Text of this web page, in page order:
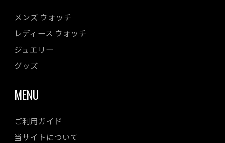
メンズ ウォッチ
レディース ウォッチ
ジュエリー
グッズ
MENU
ご利用ガイド
当サイトについて